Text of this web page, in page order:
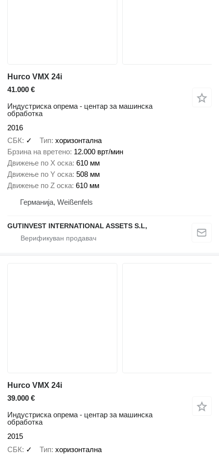
Hurco VMX 24i
41.000 €
Индустриска опрема - центар за машинска
обработка
2016
СБК
✓ Тип хоризонтална
Брзина на вретено 12.000 врт/мин
Движење по Х оска 610 мм
Движење по Y оска 508 мм
Движење по Z оска 610 мм
Германија, Weißenfels
GUTINVEST INTERNATIONAL ASSETS S.L,
Hurco VMX 24i
39.000 €
Индустриска опрема - центар за машинска
обработка
2015
СБК
✓ Тип хоризонтална